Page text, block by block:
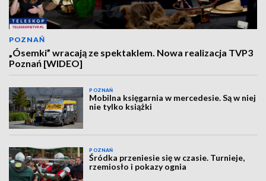
POZNAŃ
„Ósemki” wracają ze spektaklem. Nowa realizacja TVP3
Poznań [WIDEO]
POZNAŃ
Mobilna księgarnia w mercedesie. Są w niej
nie tylko książki
POZNAŃ
Śródka przeniesie się w czasie. Turnieje,
rzemiosło i pokazy ognia